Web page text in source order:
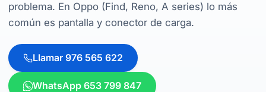
problema. En Oppo (Find, Reno, A series) lo más
común es pantalla y conector de carga.
Llamar 976 565 622
WhatsApp 653 799 847